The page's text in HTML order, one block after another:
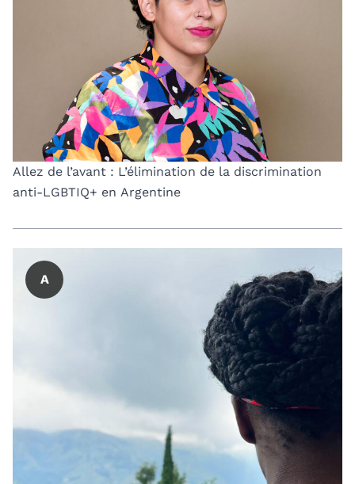
Allez de l’avant : L’élimination de la discrimination
anti-LGBTIQ+ en Argentine
A